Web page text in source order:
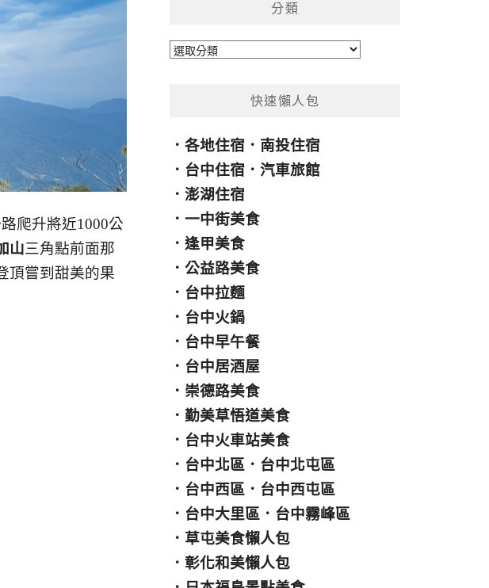
爬升將近1000公
山三角點前面那
頂嘗到甜美的果
分類
分
快速懶人包
．各地住宿 ． 南投住宿
． 台中住宿 ．汽車旅館
．澎湖住宿
．一中街美食
．逢甲美食
．公益路美食
． 台中拉麵
． 台中火鍋
． 台中早午餐
． 台中居酒屋
． 崇德路美食
．勤美草悟道美食
． 台中火車站美食
． 台中北區 ． 台中北屯區
． 台中西區 ． 台中西屯區
． 台中大里區 ． 台中霧峰區
． 草屯美食懶人包
．彰化和美懶人包